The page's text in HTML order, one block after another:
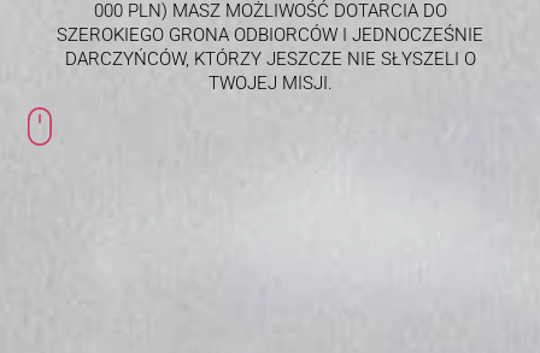
000 PLN) MASZ MOŻLIWOŚĆ DOTARCIA DO
SZEROKIEGO GRONA ODBIORCÓW I JEDNOCZEŚNIE
DARCZYŃCÓW, KTÓRZY JESZCZE NIE SŁYSZELI O
TWOJEJ MISJI.